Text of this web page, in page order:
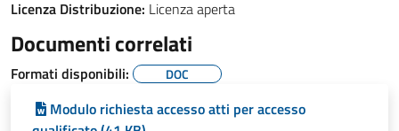
Licenza Distribuzione: Licenza aperta
Documenti correlati
Formati disponibili: DOC
Modulo richiesta accesso atti per accesso